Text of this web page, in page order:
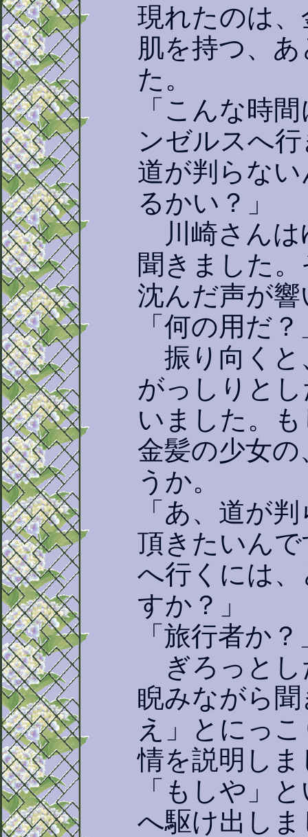
現れたのは
肌を持つ、
た。
「こんな時
ンゼルスへ
道が判らな
るかい？」
川崎さんは
聞きました
沈んだ声が
「何の用だ？
振り向くと
がっしりと
いました。
金髪の少女
うか。
「あ、道が
頂きたいん
へ行くには
すか？」
「旅行者か？
ぎろっとし
睨みながら
え」とにっ
情を説明し
「もしや」
へ駆け出し